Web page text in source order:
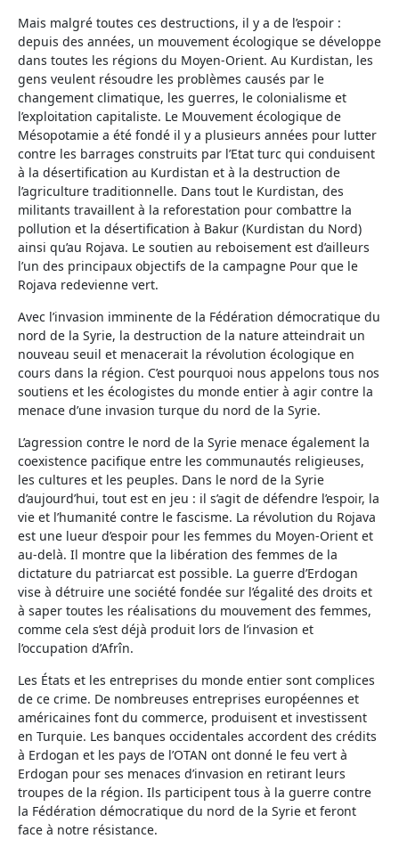
Mais malgré toutes ces destructions, il y a de l’espoir :
depuis des années, un mouvement écologique se développe
dans toutes les régions du Moyen-Orient. Au Kurdistan, les
gens veulent résoudre les problèmes causés par le
changement climatique, les guerres, le colonialisme et
l’exploitation capitaliste. Le Mouvement écologique de
Mésopotamie a été fondé il y a plusieurs années pour lutter
contre les barrages construits par l’Etat turc qui conduisent
à la désertification au Kurdistan et à la destruction de
l’agriculture traditionnelle. Dans tout le Kurdistan, des
militants travaillent à la reforestation pour combattre la
pollution et la désertification à Bakur (Kurdistan du Nord)
ainsi qu’au Rojava. Le soutien au reboisement est d’ailleurs
l’un des principaux objectifs de la campagne Pour que le
Rojava redevienne vert.
Avec l’invasion imminente de la Fédération démocratique du
nord de la Syrie, la destruction de la nature atteindrait un
nouveau seuil et menacerait la révolution écologique en
cours dans la région. C’est pourquoi nous appelons tous nos
soutiens et les écologistes du monde entier à agir contre la
menace d’une invasion turque du nord de la Syrie.
L’agression contre le nord de la Syrie menace également la
coexistence pacifique entre les communautés religieuses,
les cultures et les peuples. Dans le nord de la Syrie
d’aujourd’hui, tout est en jeu : il s’agit de défendre l’espoir, la
vie et l’humanité contre le fascisme. La révolution du Rojava
est une lueur d’espoir pour les femmes du Moyen-Orient et
au-delà. Il montre que la libération des femmes de la
dictature du patriarcat est possible. La guerre d’Erdogan
vise à détruire une société fondée sur l’égalité des droits et
à saper toutes les réalisations du mouvement des femmes,
comme cela s’est déjà produit lors de l’invasion et
l’occupation d’Afrîn.
Les États et les entreprises du monde entier sont complices
de ce crime. De nombreuses entreprises européennes et
américaines font du commerce, produisent et investissent
en Turquie. Les banques occidentales accordent des crédits
à Erdogan et les pays de l’OTAN ont donné le feu vert à
Erdogan pour ses menaces d’invasion en retirant leurs
troupes de la région. Ils participent tous à la guerre contre
la Fédération démocratique du nord de la Syrie et feront
face à notre résistance.